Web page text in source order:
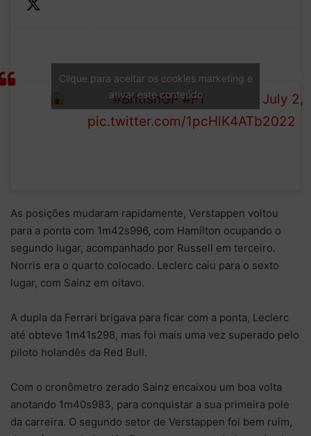
continues on his
way#BritishGP #F1
pic.twitter.com/1pcHlK4ATb
July 2,
2022
Clique para aceitar os cookies marketing e
ativar este conteúdo
As posições mudaram rapidamente, Verstappen voltou
para a ponta com 1m42s996, com Hamilton ocupando o
segundo lugar, acompanhado por Russell em terceiro.
Norris era o quarto colocado. Leclerc caiu para o sexto
lugar, com Sainz em oitavo.
A dupla da Ferrari brigava para ficar com a ponta, Leclerc
até obteve 1m41s298, mas foi mais uma vez superado pelo
piloto holandês da Red Bull.
Com o cronômetro zerado Sainz encaixou um boa volta
anotando 1m40s983, para conquistar a sua primeira pole
da carreira. O segundo setor de Verstappen foi bem ruim,